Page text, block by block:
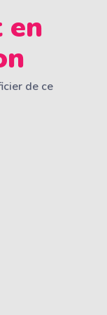
en
de ce